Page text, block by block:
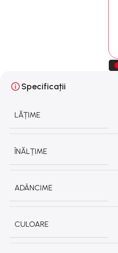
Specificații
LĂȚIME
ÎNĂLȚIME
ADÂNCIME
CULOARE